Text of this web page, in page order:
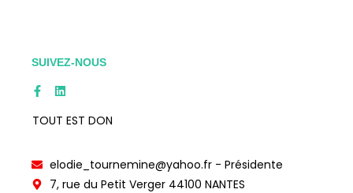
SUIVEZ-NOUS
TOUT EST DON
elodie_tournemine@yahoo.fr - Présidente
7, rue du Petit Verger 44100 NANTES